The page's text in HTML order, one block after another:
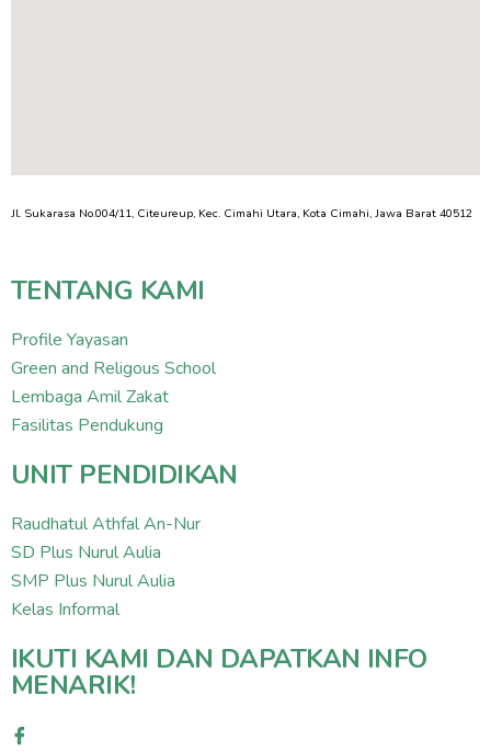
Jl. Sukarasa No.004/11, Citeureup, Kec. Cimahi Utara, Kota Cimahi, Jawa Barat 40512
TENTANG KAMI
Profile Yayasan
Green and Religous School
Lembaga Amil Zakat
Fasilitas Pendukung
UNIT PENDIDIKAN
Raudhatul Athfal An-Nur
SD Plus Nurul Aulia
SMP Plus Nurul Aulia
Kelas Informal
IKUTI KAMI DAN DAPATKAN INFO
MENARIK!